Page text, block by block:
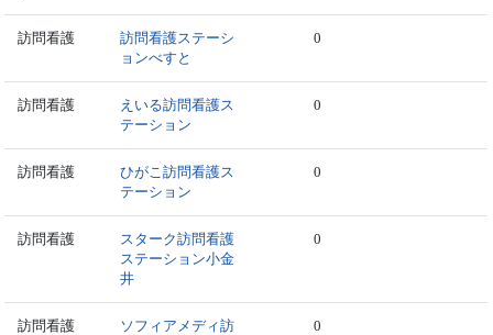
訪問看護
訪問看護ステーシ
ョンべすと
0
訪問看護
えいる訪問看護ス
テーション
0
訪問看護
ひがこ訪問看護ス
テーション
0
訪問看護
スターク訪問看護
ステーション小金
井
0
訪問看護
ソフィアメディ訪
0